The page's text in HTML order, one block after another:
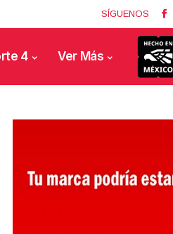
SÍGUENOS
4 Ver Más